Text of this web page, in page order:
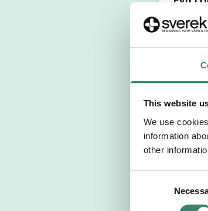
This website
We use
information
other
Välj
Välj
Välj